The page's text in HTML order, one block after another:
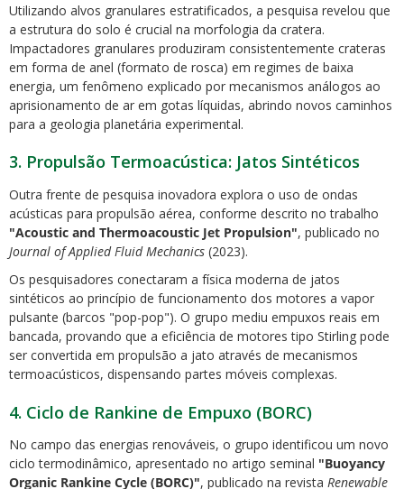
Utilizando alvos granulares estratificados, a pesquisa revelou que
a estrutura do solo é crucial na morfologia da cratera.
Impactadores granulares produziram consistentemente crateras
em forma de anel (formato de rosca) em regimes de baixa
energia, um fenômeno explicado por mecanismos análogos ao
aprisionamento de ar em gotas líquidas, abrindo novos caminhos
para a geologia planetária experimental.
3. Propulsão Termoacústica: Jatos Sintéticos
Outra frente de pesquisa inovadora explora o uso de ondas
acústicas para propulsão aérea, conforme descrito no trabalho
"Acoustic and Thermoacoustic Jet Propulsion", publicado no
Journal of Applied Fluid Mechanics (2023).
Os pesquisadores conectaram a física moderna de jatos
sintéticos ao princípio de funcionamento dos motores a vapor
pulsante (barcos "pop-pop"). O grupo mediu empuxos reais em
bancada, provando que a eficiência de motores tipo Stirling pode
ser convertida em propulsão a jato através de mecanismos
termoacústicos, dispensando partes móveis complexas.
4. Ciclo de Rankine de Empuxo (BORC)
No campo das energias renováveis, o grupo identificou um novo
ciclo termodinâmico, apresentado no artigo seminal "Buoyancy
Organic Rankine Cycle (BORC)", publicado na revista Renewable